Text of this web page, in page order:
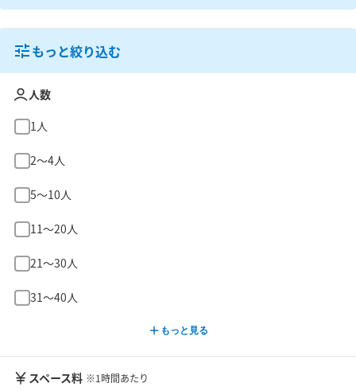
もっと絞り込む
人数
1人
2〜4人
5〜10人
11〜20人
21〜30人
31〜40人
もっと見る
スペース料 ※1時間あたり